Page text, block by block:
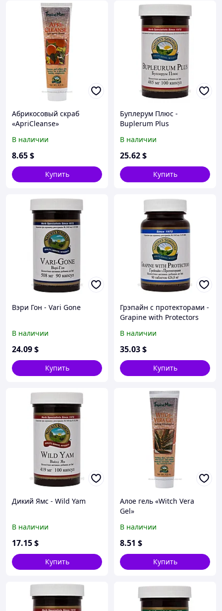
Абрикосовый скраб
«ApriCleanse»
В наличии
8.65$
Купить
Буплерум Плюс -
Buplerum Plus
В наличии
25.62$
Купить
Вэри Гон - Vari Gone
В наличии
24.09$
Купить
Грэпайн с протекторами -
Grapine with Protectors
В наличии
35.03$
Купить
Дикий Ямс - Wild Yam
В наличии
17.15$
Купить
Алое гель «Witch Vera
Gel»
В наличии
8.51 $
Купить